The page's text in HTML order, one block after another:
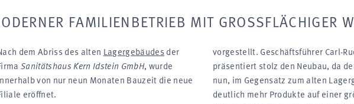
FAMILIENBETRIEB MIT GROSSFLÄCHIGER
dem Abriss des alten Lager­gebäudesder
Sanitätshaus Kern Idstein GmbH, wurde
von nur neun Monaten Bau­zeit die neue
er­öffnet.
vor­gestellt. Geschäfts­führer Carl-
präsentiert stolz den Neu­bau, da
nun, im Gegen­satz zum alten
deutlich mehr Produkte auf einer